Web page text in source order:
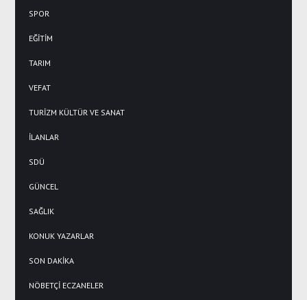
SPOR
EĞİTİM
TARIM
VEFAT
TURİZM KÜLTÜR VE SANAT
İLANLAR
SDÜ
GÜNCEL
SAĞLIK
KONUK YAZARLAR
SON DAKİKA
NÖBETÇİ ECZANELER